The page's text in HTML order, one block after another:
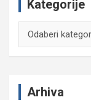
Kategorije
Arhiva